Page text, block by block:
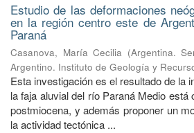
Estudio de las deformaciones
en la región centro este de
Paraná
Casanova, María Cecilia (Argentina.
Argentino. Instituto de Geología y
Esta investigación es el resultado de la
la faja aluvial del río Paraná Medio está
postmiocena, y además proponer un
la actividad tectónica ...